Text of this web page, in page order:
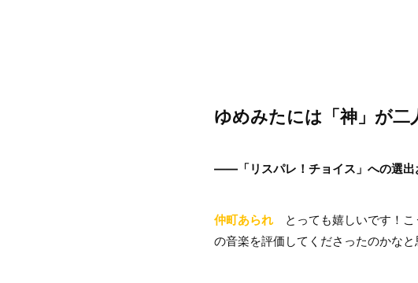
ゆめみたには「神」が
――「リスパレ！チョイス」への選出
仲町あられとっても嬉しいです！こ
の音楽を評価してくださったのかなと